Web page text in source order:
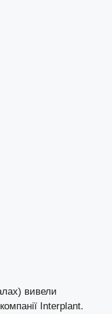
вивели
Interplant.